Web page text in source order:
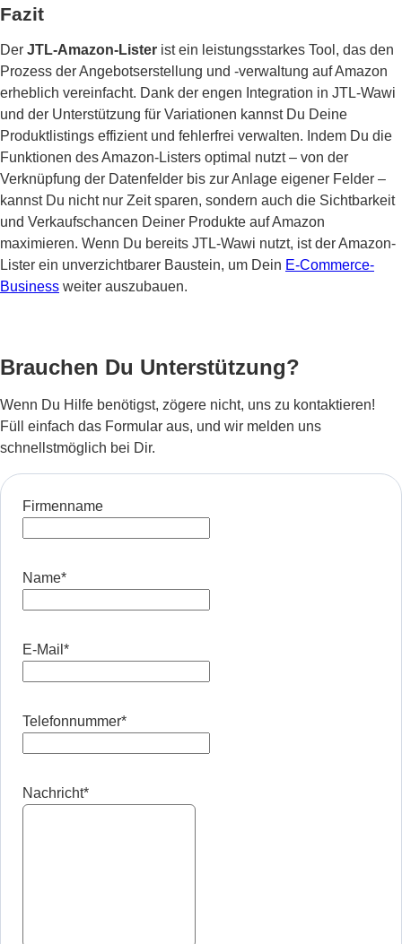
Fazit
Der JTL-Amazon-Lister ist ein leistungsstarkes Tool, das den
Prozess der Angebotserstellung und -verwaltung auf Amazon
erheblich vereinfacht. Dank der engen Integration in JTL-Wawi
und der Unterstützung für Variationen kannst Du Deine
Produktlistings effizient und fehlerfrei verwalten. Indem Du die
Funktionen des Amazon-Listers optimal nutzt – von der
Verknüpfung der Datenfelder bis zur Anlage eigener Felder –
kannst Du nicht nur Zeit sparen, sondern auch die Sichtbarkeit
und Verkaufschancen Deiner Produkte auf Amazon
maximieren. Wenn Du bereits JTL-Wawi nutzt, ist der Amazon-
Lister ein unverzichtbarer Baustein, um Dein E-Commerce-
Business weiter auszubauen.
Brauchen Du Unterstützung?
Wenn Du Hilfe benötigst, zögere nicht, uns zu kontaktieren!
Füll einfach das Formular aus, und wir melden uns
schnellstmöglich bei Dir.
Firmenname
Name*
E-Mail *
Telefonnummer*
Nachricht*